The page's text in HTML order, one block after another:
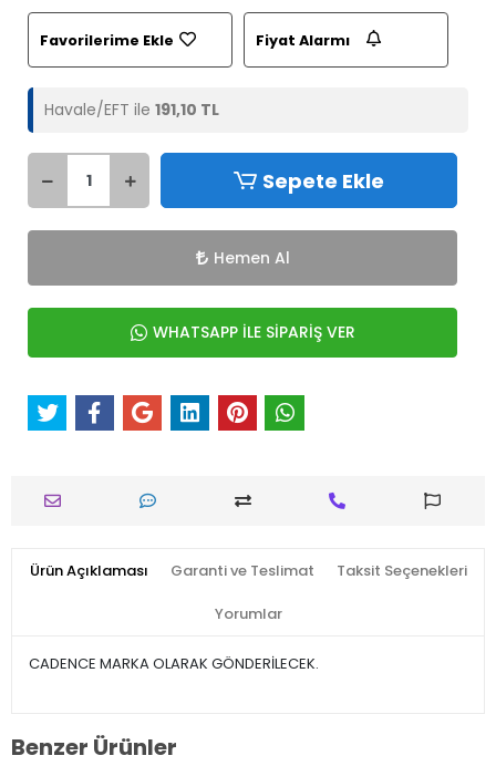
Favorilerime Ekle Fiyat Alarmı
Havale/EFT ile 191,10 TL
Sepete Ekle
Hemen Al
WHATSAPP İLE SİPARİŞ VER
Ürün Açıklaması Garanti ve Teslimat Taksit Seçenekleri
Yorumlar
CADENCE MARKA OLARAK GÖNDERİLECEK.
Benzer Ürünler